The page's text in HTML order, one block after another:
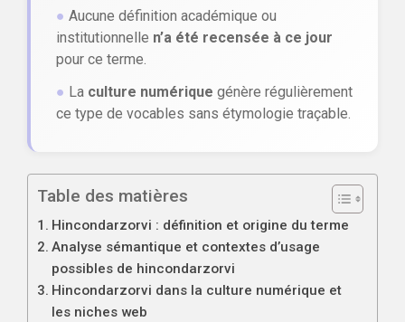
● Aucune définition académique ou
institutionnelle n’a été recensée à ce jour
pour ce terme.
● La culture numérique génère régulièrement
ce type de vocables sans étymologie traçable.
Table des matières
Hincondarzorvi : définition et origine du terme
Analyse sémantique et contextes d’usage
possibles de hincondarzorvi
Hincondarzorvi dans la culture numérique et
les niches web